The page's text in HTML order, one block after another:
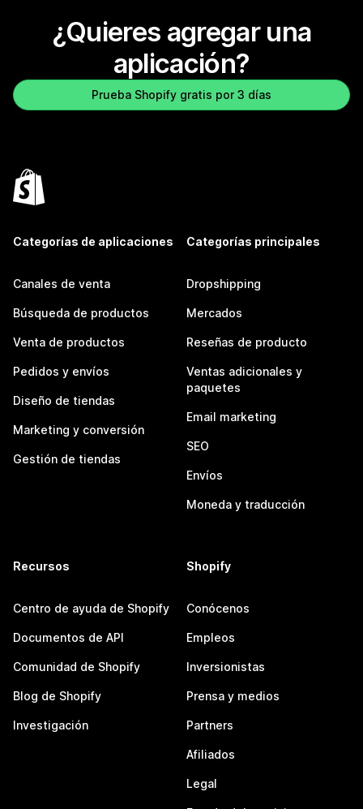
¿Quieres agregar una
aplicación?
Prueba Shopify gratis por 3 días
Categorías de aplicaciones
Canales de venta
Búsqueda de productos
Venta de productos
Pedidos y envíos
Diseño de tiendas
Marketing y conversión
Gestión de tiendas
Categorías principales
Dropshipping
Mercados
Reseñas de producto
Ventas adicionales y
paquetes
Email marketing
SEO
Envíos
Moneda y traducción
Recursos
Centro de ayuda de Shopify
Documentos de API
Comunidad de Shopify
Blog de Shopify
Investigación
Shopify
Conócenos
Empleos
Inversionistas
Prensa y medios
Partners
Afiliados
Legal